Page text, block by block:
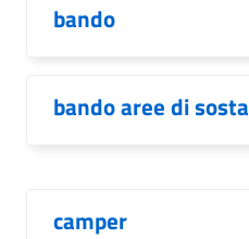
bando
bando aree di sosta
camper